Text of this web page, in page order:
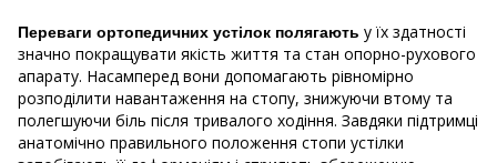
Переваги ортопедичних устілок полягають у їх здатності
значно покращувати якість життя та стан опорно-рухового
апарату. Насамперед вони допомагають рівномірно
розподілити навантаження на стопу, знижуючи втому та
полегшуючи біль після тривалого ходіння. Завдяки підтримці
анатомічно правильного положення стопи устілки